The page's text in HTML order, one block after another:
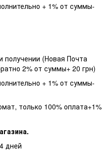
+ 1% от суммы-
(Новая Почта
2% от суммы+ 20 грн)
+ 1% от суммы-
только 100% оплата+1%
дней